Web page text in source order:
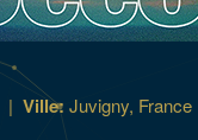
| Ville: Juvigny, France